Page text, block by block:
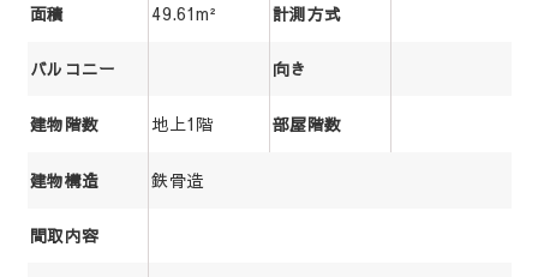
面積 49.61m² 計測方式
バルコニー 向き
建物階数 地上1階 部屋階数
建物構造 鉄骨造
間取内容